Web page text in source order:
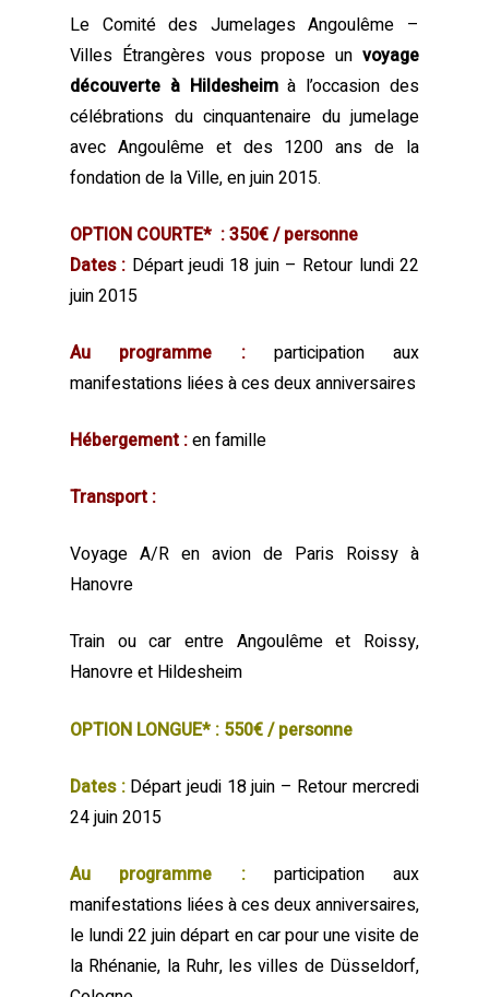
Le Comité des Jumelages Angoulême –
Villes Étrangères vous propose un voyage
découverte à Hildesheimà l’occasion des
célébrations du cinquantenaire du jumelage
avec Angoulême et des 1200 ans de la
fondation de la Ville, en juin 2015.
OPTION COURTE* : 350€ / personne
Dates : Départ jeudi 18 juin – Retour lundi 22
juin 2015
Au programme :
participation aux
manifestations liées à ces deux anniversaires
Hébergement :en famille
Transport :
Voyage A/R en avion de Paris Roissy à
Hanovre
Train ou car entre Angoulême et Roissy,
Hanovre et Hildesheim
OPTION LONGUE* : 550€ / personne
Dates : Départ jeudi 18 juin – Retour mercredi
24 juin 2015
Au programme :participation aux
manifestations liées à ces deux anniversaires,
le lundi 22 juin départ en car pour une visite de
la Rhénanie, la Ruhr, les villes de Düsseldorf,